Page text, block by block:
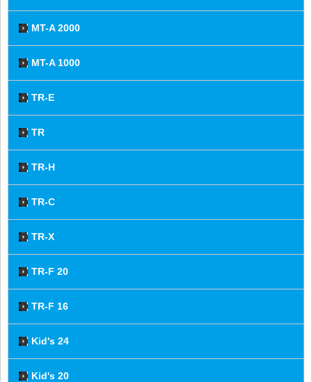
MT-A 2000
MT-A 1000
TR-E
TR
TR-H
TR-C
TR-X
TR-F 20
TR-F 16
Kid's 24
Kid's 20